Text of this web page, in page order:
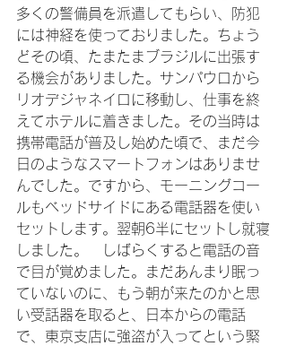
多くの警備員を派遣してもらい、防犯
には神経を使っておりました。ちょう
どその頃、たまたまブラジルに出張す
る機会がありました。サンパウロから
リオデジャネイロに移動し、仕事を終
えてホテルに着きました。その当時は
携帯電話が普及し始めた頃で、まだ今
日のようなスマートフォンはありませ
んでした。ですから、モーニングコー
ルもベッドサイドにある電話器を使い
セットします。翌朝6半にセットし就寝
しました。　しばらくすると電話の音
で目が覚めました。まだあんまり眠っ
ていないのに、もう朝が来たのかと思
い受話器を取ると、日本からの電話
で、東京支店に強盗が入ってという緊